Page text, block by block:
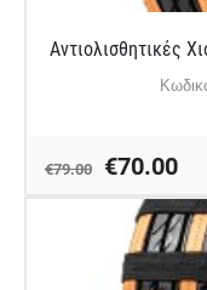
Αντιολισθητικές
€79.00 €70.00